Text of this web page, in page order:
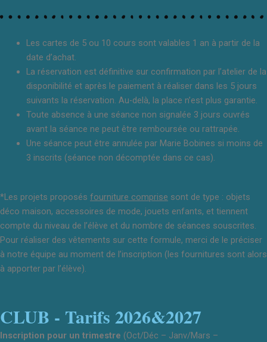
Les cartes de 5 ou 10 cours sont valables 1 an à partir de la
date d’achat.
La réservation est définitive sur confirmation par l’atelier de la
disponibilité et après le paiement à réaliser dans les 5 jours
suivants la réservation. Au-delà, la place n’est plus garantie.
Toute absence à une séance non signalée 3 jours ouvrés
avant la séance ne peut être remboursée ou rattrapée.
Une séance peut être annulée par Marie Bobines si moins de
3 inscrits (séance non décomptée dans ce cas).
*Les projets proposés fourniture comprise sont de type : objets
déco maison, accessoires de mode, jouets enfants, et tiennent
compte du niveau de l’élève et du nombre de séances souscrites.
Pour réaliser des vêtements sur cette formule, merci de le préciser
à notre équipe au moment de l’inscription (les fournitures sont alors
à apporter par l’élève).
CLUB - Tarifs 2026&2027
Inscription pour un trimestre (Oct/Déc – Janv/Mars –